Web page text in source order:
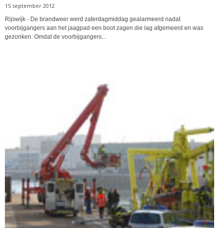
15 september 2012
Rijswijk - De brandweer werd zaterdagmiddag gealarmeerd nadat
voorbijgangers aan het jaagpad een boot zagen die lag afgemeerd en was
gezonken. Omdat de voorbijgangers...